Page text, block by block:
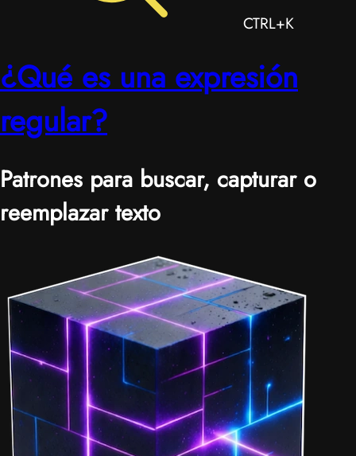
CTRL+K
¿Qué es una expresión
regular?
Patrones para buscar, capturar o
reemplazar texto